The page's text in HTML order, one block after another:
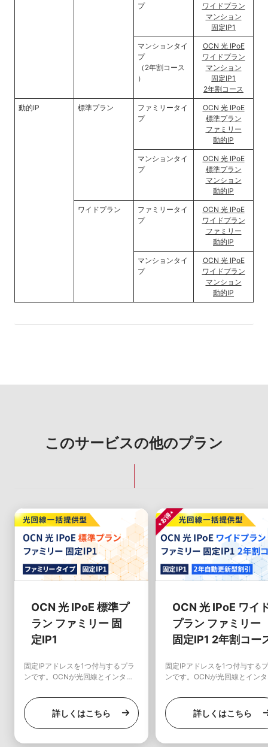
プ
ワイドプラン
マンション
固定IP1
マンションタイ
プ
（2年割コース
）
OCN 光 IPoE
ワイドプラン
マンション
固定IP1
2年割コース
動的IP 標準プラン
ファミリータイ
プ
OCN 光 IPoE
標準プラン
ファミリー
動的IP
マンションタイ
プ
OCN 光 IPoE
標準プラン
マンション
動的IP
ワイドプラン
ファミリータイ
プ
OCN 光 IPoE
ワイドプラン
ファミリー
動的IP
マンションタイ
プ
OCN 光 IPoE
ワイドプラン
マンション
動的IP
このサービスの他のプラン
OCN 光 IPoE 標準プ
ラン ファミリー 固
定IP1
固定IPアドレスを1つ付与するプラ
ンです。OCNが光回線とインター
提供する高速ブロードバンドインタ
ーネット接続サービスです。安心・
安全・便利をワンストップに提供し
ます。
詳しくはこちら
OCN 光 IPoE ワイ
プラン ファミリー
固定IP1 2年割コー
固定IPアドレスを1つ付与する
ンです。OCNが光回線とイン
提供する高速ブロードバンドイ
ーネット接続サービスです。安
安全・便利をワンストップに提
ます。ワイドプランならインタ
詳しくはこちら